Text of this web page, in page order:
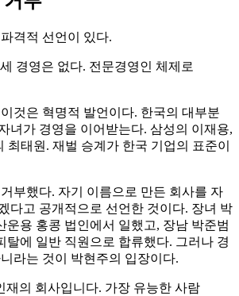
격적 선언이 있다.
경영은 없다. 전문경영인 체제로
것은 혁명적 발언이다. 한국의 대부분
녀가 경영을 이어받는다. 삼성의 이재용,
최태원. 재벌 승계가 한국 기업의 표준이
부했다. 자기 이름으로 만든 회사를 자
다고 공개적으로 선언한 것이다. 장녀 박
운용 홍콩 법인에서 일했고, 장남 박준범
탈에 일반 직원으로 합류했다. 그러나 경
라는 것이 박현주의 입장이다.
재의 회사입니다. 가장 유능한 사람